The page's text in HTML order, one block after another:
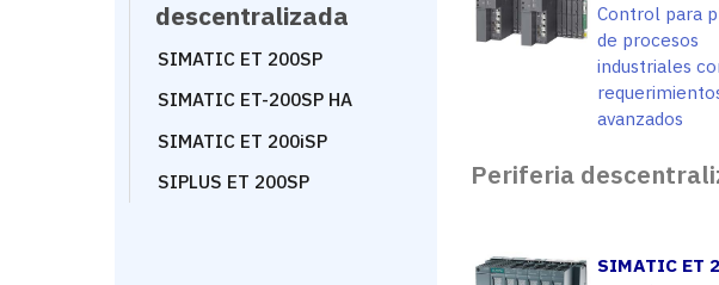
descentralizada
SIMATIC ET 200SP
SIMATIC ET-200SP HA
SIMATIC ET 200iSP
SIPLUS ET 200SP
Control para
de procesos
industriales
avanzados
Periferia
SIMATIC ET